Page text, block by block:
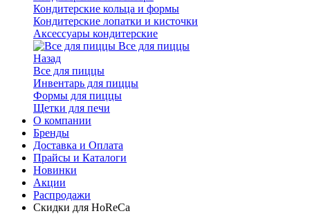
Кондитерские кольца и формы
Кондитерские лопатки и кисточки
Аксессуары кондитерские
Все для пиццы
Назад
Все для пиццы
Инвентарь для пиццы
Формы для пиццы
Щетки для печи
О компании
Бренды
Доставка и Оплата
Прайсы и Каталоги
Новинки
Акции
Распродажи
Скидки для HoReCa